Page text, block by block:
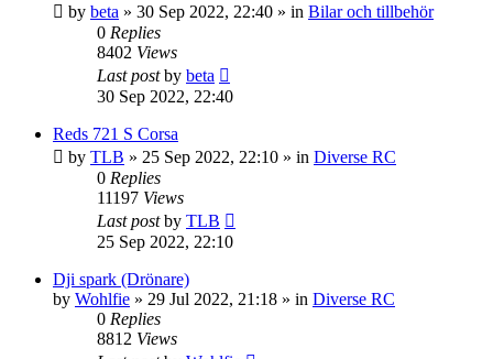
by beta » 30 Sep 2022, 22:40 » in Bilar och tillbehör
0 Replies
8402 Views
Last postby beta
30 Sep 2022, 22:40
Reds 721 S Corsa
by TLB » 25 Sep 2022, 22:10 » in Diverse RC
0 Replies
11197 Views
Last postby TLB
25 Sep 2022, 22:10
Dji spark (Drönare)
by Wohlfie » 29 Jul 2022, 21:18 » in Diverse RC
0 Replies
8812 Views